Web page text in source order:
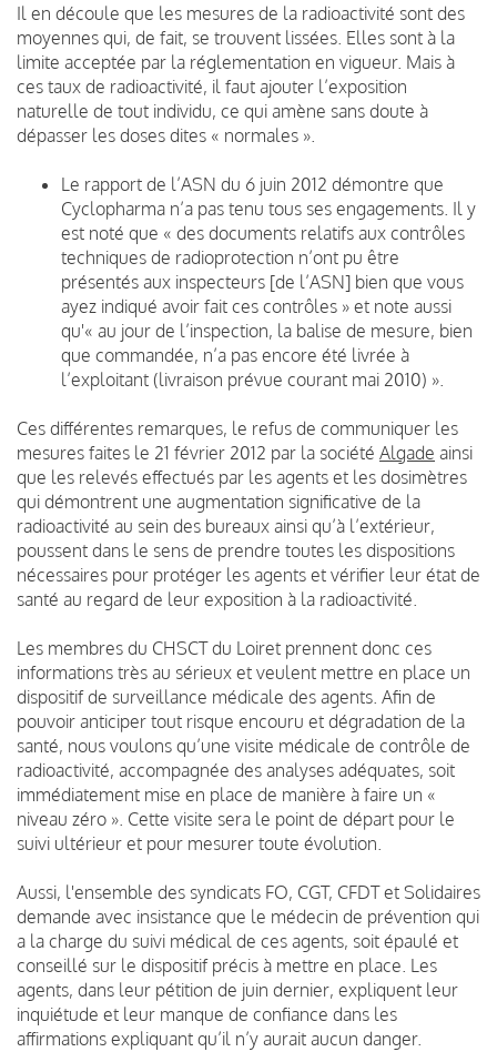
Il en découle que les mesures de la radioactivité sont des
moyennes qui, de fait, se trouvent lissées. Elles sont à la
limite acceptée par la réglementation en vigueur. Mais à
ces taux de radioactivité, il faut ajouter l’exposition
naturelle de tout individu, ce qui amène sans doute à
dépasser les doses dites « normales ».
Le rapport de l’ASN du 6 juin 2012 démontre que
Cyclopharma n’a pas tenu tous ses engagements. Il y
est noté que « des documents relatifs aux contrôles
techniques de radioprotection n’ont pu être
présentés aux inspecteurs [de l’ASN] bien que vous
ayez indiqué avoir fait ces contrôles » et note aussi
qu'« au jour de l’inspection, la balise de mesure, bien
que commandée, n’a pas encore été livrée à
l’exploitant (livraison prévue courant mai 2010) ».
Ces différentes remarques, le refus de communiquer les
mesures faites le 21 février 2012 par la société Algade ainsi
que les relevés effectués par les agents et les dosimètres
qui démontrent une augmentation significative de la
radioactivité au sein des bureaux ainsi qu’à l’extérieur,
poussent dans le sens de prendre toutes les dispositions
nécessaires pour protéger les agents et vérifier leur état de
santé au regard de leur exposition à la radioactivité.
Les membres du CHSCT du Loiret prennent donc ces
informations très au sérieux et veulent mettre en place un
dispositif de surveillance médicale des agents. Afin de
pouvoir anticiper tout risque encouru et dégradation de la
santé, nous voulons qu’une visite médicale de contrôle de
radioactivité, accompagnée des analyses adéquates, soit
immédiatement mise en place de manière à faire un «
niveau zéro ». Cette visite sera le point de départ pour le
suivi ultérieur et pour mesurer toute évolution.
Aussi, l'ensemble des syndicats FO, CGT, CFDT et Solidaires
demande avec insistance que le médecin de prévention qui
a la charge du suivi médical de ces agents, soit épaulé et
conseillé sur le dispositif précis à mettre en place. Les
agents, dans leur pétition de juin dernier, expliquent leur
inquiétude et leur manque de confiance dans les
affirmations expliquant qu’il n’y aurait aucun danger.